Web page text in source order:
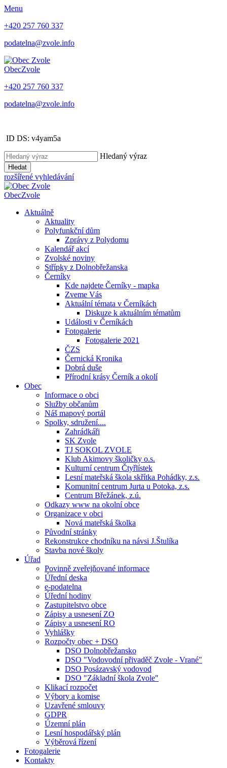
Menu
+420 257 760 337
podatelna@zvole.info
ObecZvole
+420 257 760 337
podatelna@zvole.info
ID DS: v4yam5a
Hledaný výraz
Hledat
rozšířené vyhledávání
ObecZvole
Aktuálně
Aktuality
Polyfunkční dům
Zprávy z Polydomu
Kalendář akcí
Zvolské noviny
Střípky z Dolnobřežanska
Černíky
Kde najdete Černíky - mapka
Zveme Vás
Aktuální témata v Černíkách
Diskuze k aktuálním tématům
Události v Černíkách
Fotogalerie
Fotogalerie 2021
ČZS
Černická Kronika
Dobrá duše
Přírodní krásy Černík a okolí
Obec
Informace o obci
Služby občanům
Náš mapový portál
Spolky, sdružení....
Zahrádkáři
SK Zvole
TJ SOKOL ZVOLE
Klub Akimovy školičky o.s.
Kulturní centrum Čtyřlístek
Lesní mateřská škola skřítka Pohádky, z.s.
Komunitní centrum Jurta u Potoka, z.s.
Centrum Břežánek, z.ú.
Odkazy www na okolní obce
Organizace v obci
Nová mateřská školka
Původní stránky
Rekonstrukce chodníku na návsi J.Štulíka
Stavba nové školy
Úřad
Povinně zveřejňované informace
Úřední deska
e-podatelna
Úřední hodiny
Zastupitelstvo obce
Zápisy a usnesení ZO
Zápisy a usnesení RO
Vyhlášky
Rozpočty obec + DSO
DSO Dolnobřežansko
DSO "Vodovodní přivaděč Zvole - Vrané"
DSO Posázavský vodovod
DSO "Základní škola Zvole"
Klikací rozpočet
Výbory a komise
Uzavřené smlouvy
GDPR
Územní plán
Lesní hospodářský plán
Výběrová řízení
Fotogalerie
Kontakty